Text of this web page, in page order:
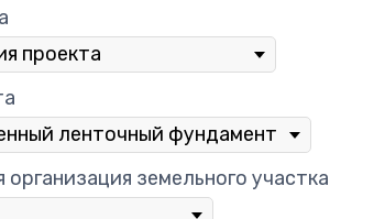
земельного участка